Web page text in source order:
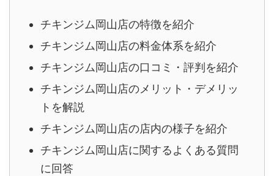
チキンジム岡山店の特徴を紹介
チキンジム岡山店の料金体系を紹介
チキンジム岡山店の口コミ・評判を紹介
チキンジム岡山店のメリット・デメリッ
トを解説
チキンジム岡山店の店内の様子を紹介
チキンジム岡山店に関するよくある質問
に回答